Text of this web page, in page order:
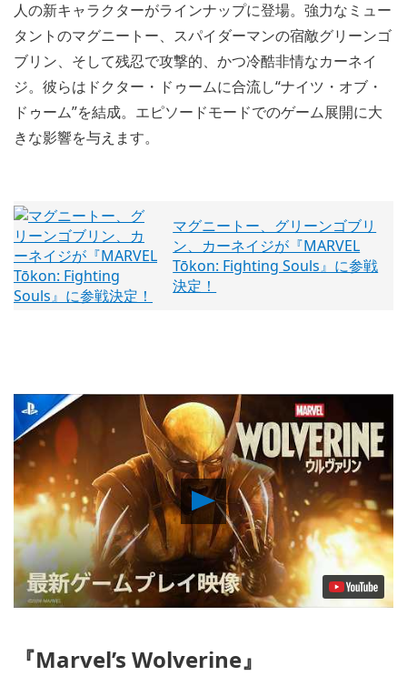
人の新キャラクターがラインナップに登場。強力なミュー
タントのマグニートー、スパイダーマンの宿敵グリーンゴ
ブリン、そして残忍で攻撃的、かつ冷酷非情なカーネイ
ジ。彼らはドクター・ドゥームに合流し“ナイツ・オブ・
ドゥーム”を結成。エピソードモードでのゲーム展開に大
きな影響を与えます。
マグニートー、グリーンゴブリ
ン、カーネイジが『MARVEL
Tōkon: Fighting Souls』に参戦
決定！
Play
Video
『Marvel’s Wolverine』